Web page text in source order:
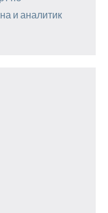
и аналитик